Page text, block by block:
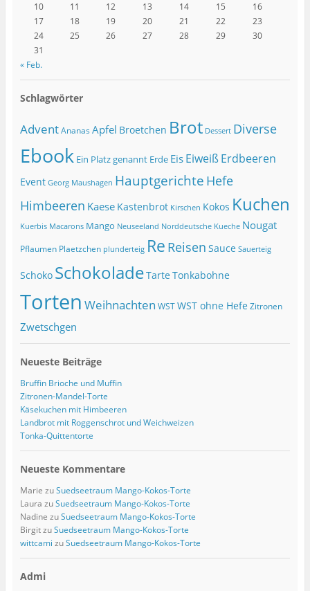
10
11 12 13 14 15
16
17
18 19 20 21 22
23
24
25 26 27 28 29
30
31
« Feb.
Schlagwörter
Advent Ananas Apfel Broetchen Brot Dessert Diverse
Ebook Ein Platz genannt Erde Eis Eiweiß Erdbeeren
Event Georg Maushagen Hauptgerichte Hefe
Himbeeren Kaese Kastenbrot Kirschen Kokos Kuchen
Kuerbis Macarons Mango Neuseeland Norddeutsche Kueche Nougat
Pflaumen Plaetzchen plunderteig Re Reisen Sauce Sauerteig
Schoko SchokoladeTarteTonkabohne
Torten Weihnachten WST WST ohne Hefe Zitronen
Zwetschgen
Neueste Beiträge
Bruffin Brioche und Muffin
Zitronen-Mandel-Torte
Käsekuchen mit Himbeeren
Landbrot mit Roggenschrot und Weichweizen
Tonka-Quittentorte
Neueste Kommentare
Marie zuSuedseetraum Mango-Kokos-Torte
Laura zuSuedseetraum Mango-Kokos-Torte
Nadine zuSuedseetraum Mango-Kokos-Torte
BirgitzuSuedseetraum Mango-Kokos-Torte
wittcami zuSuedseetraum Mango-Kokos-Torte
Admi